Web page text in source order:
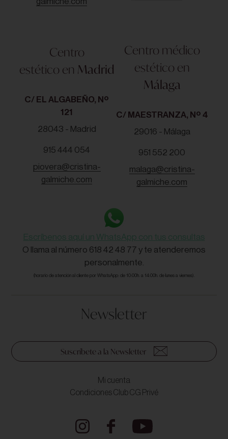
Centro
estético en Madrid
C/ EL ALGABEÑO, Nº
121
28043 - Madrid
915 444 054
piovera@cristina-
galmiche.com
Centro médico
estético en
Málaga
C/ MAESTRANZA, Nº 4
29016 - Málaga
951 552 200
malaga@cristina-
galmiche.com
Escríbenos aquí un WhatsApp con tus consultas
O llama al número 618 42 48 77 y te atenderemos
personalmente.
(horario de atención al cliente por WhatsApp: de 10:00h. a 14:00h. de lunes a viernes).
Newsletter
Suscríbete a la Newsletter
Mi cuenta
Condiciones Club CG Privé